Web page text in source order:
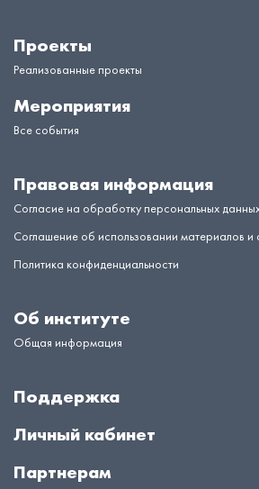
Проекты
Реализованные проекты
Мероприятия
Все события
Правовая информация
Согласие на обработку персональных
Соглашение об использовании материалов и
Политика конфиденциальности
Об институте
Общая информация
Поддержка
Личный кабинет
Партнерам